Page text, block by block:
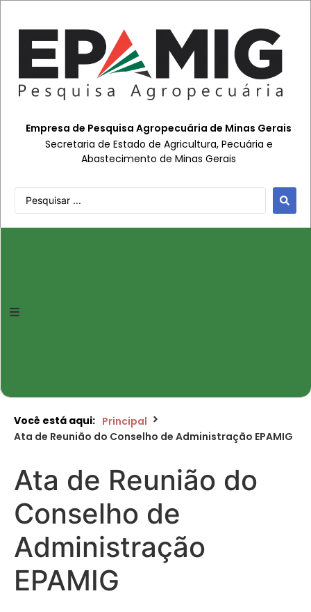
Empresa de Pesquisa Agropecuária de Minas Gerais
Secretaria de Estado de Agricultura, Pecuária e
Abastecimento de Minas Gerais
Você está aqui: Principal
Ata de Reunião do Conselho de Administração EPAMIG
Ata de Reunião do
Conselho de
Administração
EPAMIG